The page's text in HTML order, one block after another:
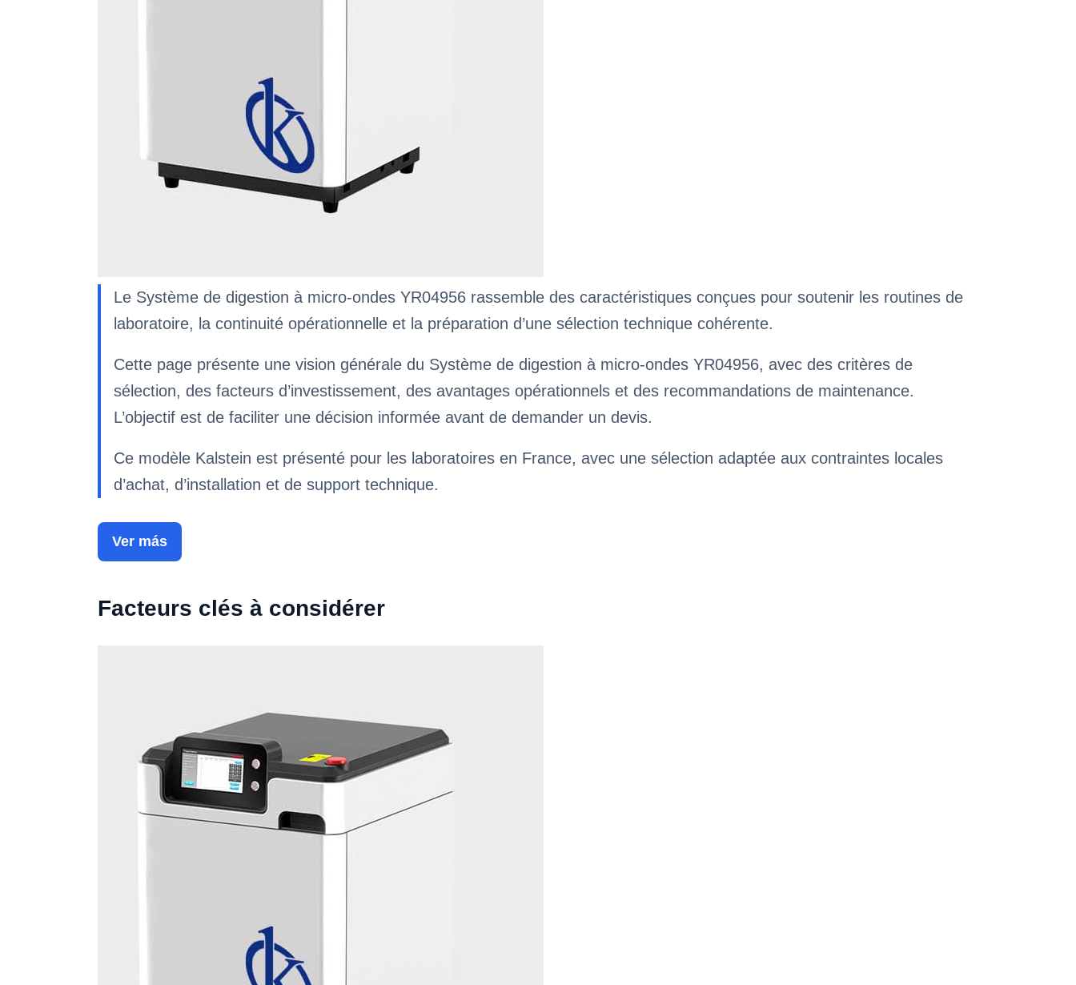
Le Système de digestion à micro-ondes YR04956 rassemble des caractéristiques conçues pour soutenir les routines de
laboratoire, la continuité opérationnelle et la préparation d’une sélection technique cohérente.
Cette page présente une vision générale du Système de digestion à micro-ondes YR04956, avec des critères de
sélection, des facteurs d’investissement, des avantages opérationnels et des recommandations de maintenance.
L’objectif est de faciliter une décision informée avant de demander un devis.
Ce modèle Kalstein est présenté pour les laboratoires en France, avec une sélection adaptée aux contraintes locales
d’achat, d’installation et de support technique.
Ver más
Facteurs clés à considérer